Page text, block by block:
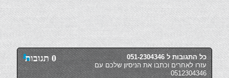
0 תגובות
כל התגובות ל 051-2304346
עזרו לאחרים וכתבו את הניסיון שלכם עם
0512304346